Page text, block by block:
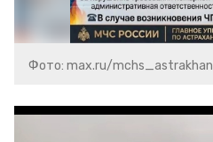
Фото: max.ru/mchs_astrakhan